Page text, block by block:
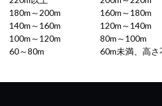
180m～200m
160m～180m
140m～160m
120m～140m
100m～120m
80m～100m
60～80m
60m未満、高さ